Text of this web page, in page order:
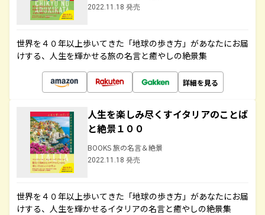
2022.11.18 発売
世界を４０年以上歩いてきた「地球の歩き方」があなたにお届
けする、人生を輝かせる旅の名言と癒やしの絶景集
詳細を見る
人生を楽しみ尽くすイタリアのことば
と絶景１００
BOOKS 旅の名言＆絶景
2022.11.18 発売
世界を４０年以上歩いてきた「地球の歩き方」があなたにお届
けする、人生を輝かせるイタリアの名言と癒やしの絶景集